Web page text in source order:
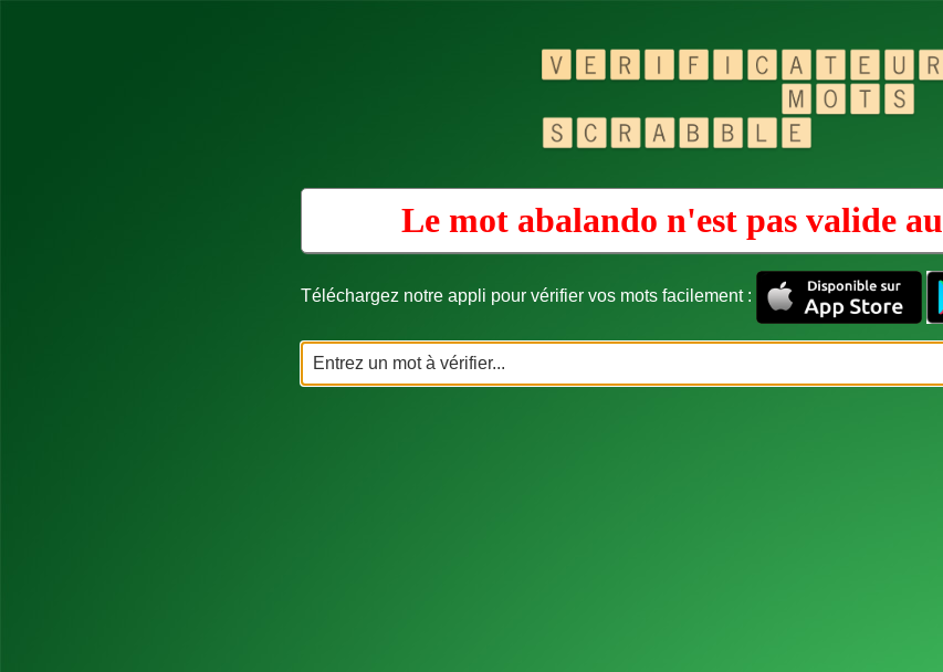
Le mot abalando n'est pas valide au
Téléchargez notre appli pour vérifier vos mots facilement :